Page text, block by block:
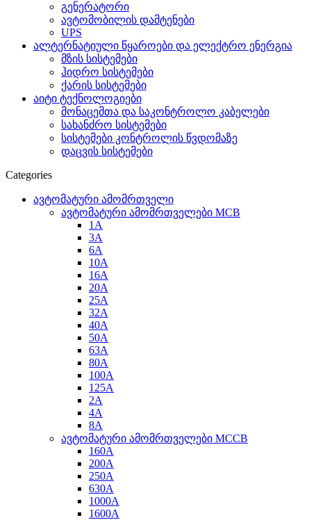
გენერატორი
ავტომობილის დამტენები
UPS
ალტერნატიული წყაროები და ელექტრო ენერგია
მზის სისტემები
ჰიდრო სისტემები
ქარის სისტემები
აიტი ტექნოლოგიები
მონაცემთა და საკონტროლო კაბელები
სახანძრო სისტემები
სისტემები კონტროლის წვდომაზე
დაცვის სისტემები
Categories
ავტომატური ამომრთველი
ავტომატური ამომრთველები MCB
1A
3A
6A
10A
16A
20A
25А
32A
40A
50A
63A
80A
100A
125A
2A
4A
8A
ავტომატური ამომრთველები MCCB
160A
200A
250A
630A
1000A
1600A